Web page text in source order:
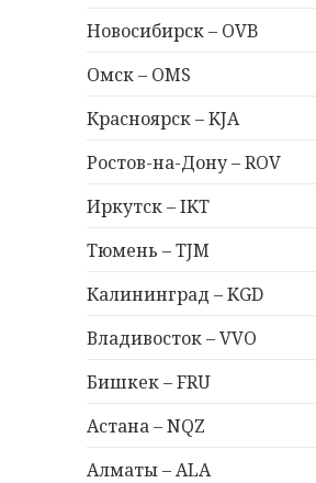
Новосибирск – OVB
Омск – OMS
Красноярск – KJA
Ростов-на-Дону – ROV
Иркутск – IKT
Тюмень – TJM
Калининград – KGD
Владивосток – VVO
Бишкек – FRU
Астана – NQZ
Алматы – ALA